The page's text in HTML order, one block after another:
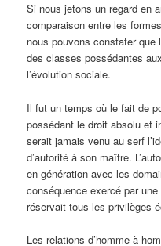
Si nous jetons un regard en
comparaison entre les
nous pouvons constater que
des classes possédantes
l’évolution sociale.
Il fut un temps où le fait de
possédant le droit absolu et
serait jamais venu au serf
d’autorité à son maître.
en génération avec les
conséquence exercé par
réservait tous les privilèges
Les relations d’homme à